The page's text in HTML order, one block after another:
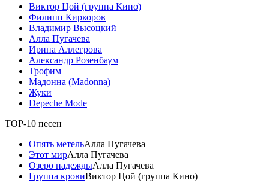
Виктор Цой (группа Кино)
Филипп Киркоров
Владимир Высоцкий
Алла Пугачева
Ирина Аллегрова
Александр Розенбаум
Трофим
Мадонна (Madonna)
Жуки
Depeche Mode
TOP-10 песен
Опять метельАлла Пугачева
Этот мирАлла Пугачева
Озеро надеждыАлла Пугачева
Группа кровиВиктор Цой (группа Кино)